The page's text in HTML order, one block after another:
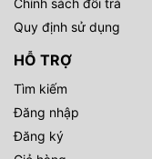
Quy định sử dụng
HỖ TRỢ
Tìm kiếm
Đăng nhập
Đăng ký